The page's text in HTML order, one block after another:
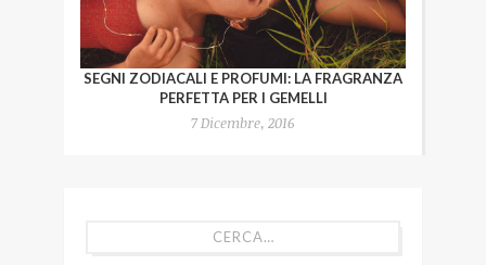
SEGNI ZODIACALI E PROFUMI: LA FRAGRANZA
PERFETTA PER I GEMELLI
7 Dicembre, 2016
CERCA…